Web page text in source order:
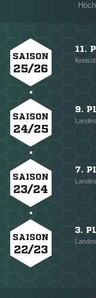
SAISON
25/26
11.
SAISON
24/25
9.
SAISON
23/24
7.
SAISON
22/23
3.